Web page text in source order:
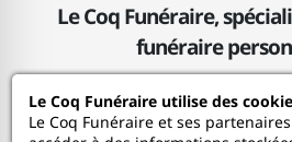
Le Coq Funéraire,
funéraire
Le Coq Funéraire
Le Coq Funéraire utilise des
Le Coq Funéraire et ses